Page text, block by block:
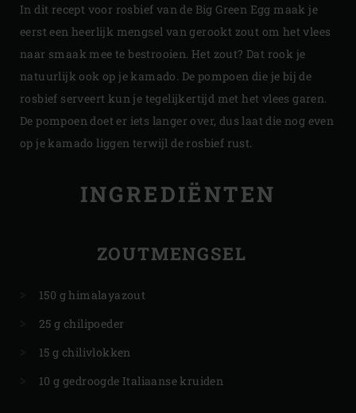
In dit recept voor rosbief van de Big Green Egg maak je
eerst een heerlijk mengsel van gerookt zout om het vlees
naar smaak mee te bestrooien. Het zout? Dat rook je
natuurlijk ook op je kamado. De pompoen die je bij de
rosbief serveert kun je tegelijkertijd met het vlees garen.
De pompoen doet er iets langer over, dus laat die nog even
op je kamado liggen terwijl de rosbief rust.
INGREDIËNTEN
ZOUTMENGSEL
150 g himalayazout
25 g chilipoeder
15 g chilivlokken
10 g gedroogde Italiaanse kruiden